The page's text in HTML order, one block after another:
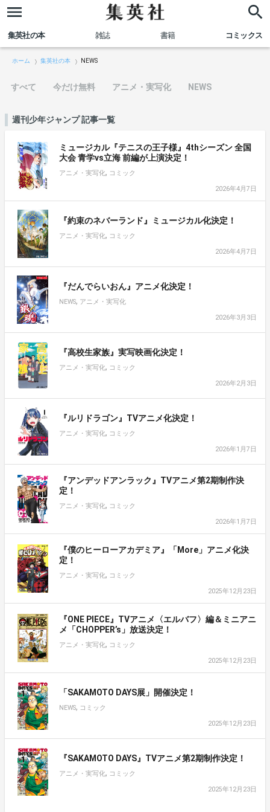
集英社の本 雑誌 書籍 コミックス
ホーム 集英社の本 NEWS
すべて 今だけ無料 アニメ・実写化 NEWS
週刊少年ジャンプ 記事一覧
ミュージカル『テニスの王子様』4thシーズン 全国
大会 青学vs立海 前編が上演決定！
アニメ・実写化, コミック
2026年4月7日
『約束のネバーランド』ミュージカル化決定！
アニメ・実写化, コミック
2026年4月7日
『だんでらいおん』アニメ化決定！
NEWS, アニメ・実写化
2026年3月3日
『高校生家族』実写映画化決定！
アニメ・実写化, コミック
2026年2月3日
『ルリドラゴン』TVアニメ化決定！
アニメ・実写化, コミック
2026年1月7日
『アンデッドアンラック』TVアニメ第2期制作決
定！
アニメ・実写化, コミック
2026年1月7日
『僕のヒーローアカデミア』「More」アニメ化決
定！
アニメ・実写化, コミック
2025年12月23日
『ONE PIECE』TVアニメ〈エルバフ〉編＆ミニアニ
メ「CHOPPER’s」放送決定！
アニメ・実写化, コミック
2025年12月23日
「SAKAMOTO DAYS展」開催決定！
NEWS, コミック
2025年12月23日
『SAKAMOTO DAYS』TVアニメ第2期制作決定！
アニメ・実写化, コミック
2025年12月23日